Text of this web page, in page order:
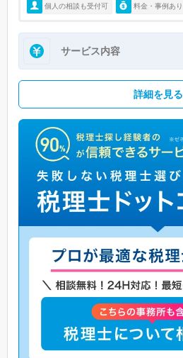
個人の相談も受付可 料金・事例あり
サービス内容
詳細を見る